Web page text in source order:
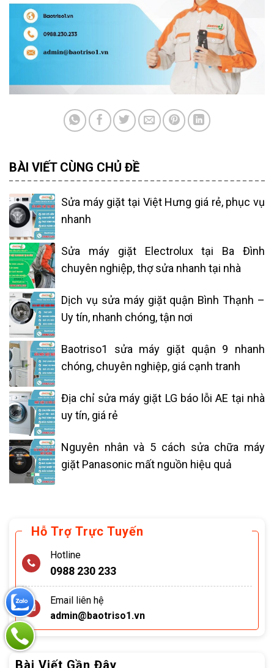
Hỗ Trợ Trực Tuyến
Hotline
0988 230 233
Email liên hệ
admin@baotriso1.vn
Bài Viết Gần Đây
BÀI VIẾT CÙNG CHỦ ĐỀ
Sửa máy giặt tại Việt Hưng giá rẻ, phục vụ
nhanh
Sửa máy giặt Electrolux tại Ba Đình
chuyên nghiệp, thợ sửa nhanh tại nhà
Dịch vụ sửa máy giặt quận Bình Thạnh –
Uy tín, nhanh chóng, tận nơi
Baotriso1 sửa máy giặt quận 9 nhanh
chóng, chuyên nghiệp, giá cạnh tranh
Địa chỉ sửa máy giặt LG báo lỗi AE tại nhà
uy tín, giá rẻ
Nguyên nhân và 5 cách sửa chữa máy
giặt Panasonic mất nguồn hiệu quả